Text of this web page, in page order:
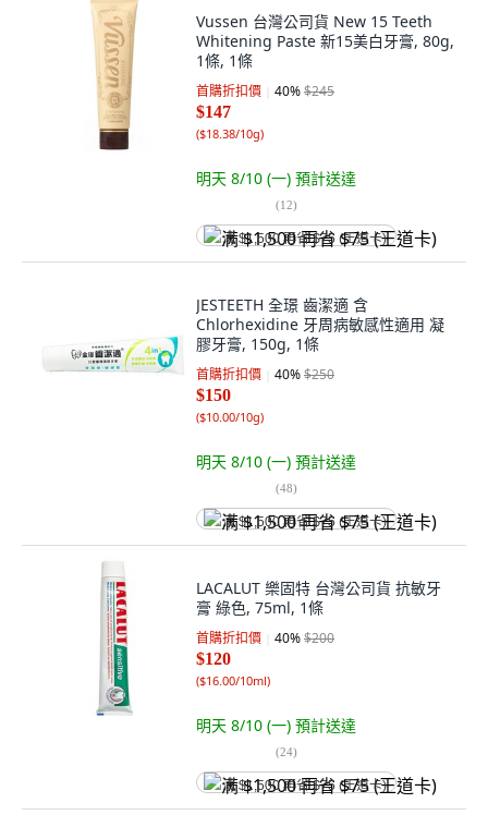
Vussen 台灣公司貨 New 15 Teeth
Whitening Paste 新15美白牙膏, 80g,
1條, 1條
首購折扣價 40%$245
$147
($18.38/10g)
明天 8/10 (一) 預計送達
(12)
满 $1,500 再省 $75 (王道卡)
JESTEETH 全璟 齒潔適 含
Chlorhexidine 牙周病敏感性適用 凝
膠牙膏, 150g, 1條
首購折扣價 40%$250
$150
($10.00/10g)
明天 8/10 (一) 預計送達
(48)
满 $1,500 再省 $75 (王道卡)
LACALUT 樂固特 台灣公司貨 抗敏牙
膏 綠色, 75ml, 1條
首購折扣價 40%$200
$120
($16.00/10ml)
明天 8/10 (一) 預計送達
(24)
满 $1,500 再省 $75 (王道卡)